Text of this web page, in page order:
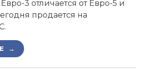
3 отличается от Евро-5 и
продается на
→